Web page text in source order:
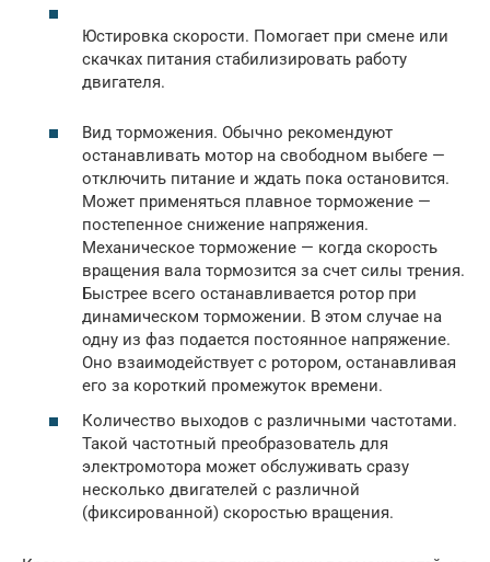
Юстировка скорости. Помогает при смене или
скачках питания стабилизировать работу
двигателя.
Вид торможения. Обычно рекомендуют
останавливать мотор на свободном выбеге —
отключить питание и ждать пока остановится.
Может применяться плавное торможение —
постепенное снижение напряжения.
Механическое торможение — когда скорость
вращения вала тормозится за счет силы трения.
Быстрее всего останавливается ротор при
динамическом торможении. В этом случае на
одну из фаз подается постоянное напряжение.
Оно взаимодействует с ротором, останавливая
его за короткий промежуток времени.
Количество выходов с различными частотами.
Такой частотный преобразователь для
электромотора может обслуживать сразу
несколько двигателей с различной
(фиксированной) скоростью вращения.